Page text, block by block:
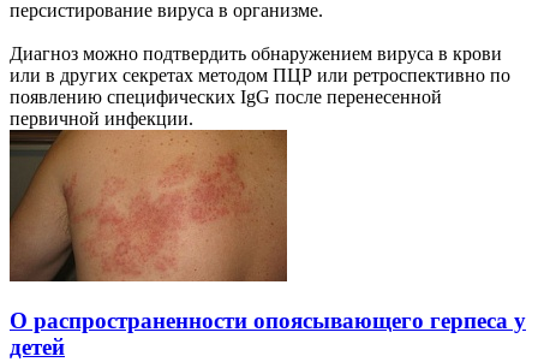
персистирование вируса в организме.
Диагноз можно подтвердить обнаружением вируса в крови
или в других секретах методом ПЦР или ретроспективно по
появлению специфических IgG после перенесенной
первичной инфекции.
О распространенности опоясывающего герпеса у
детей